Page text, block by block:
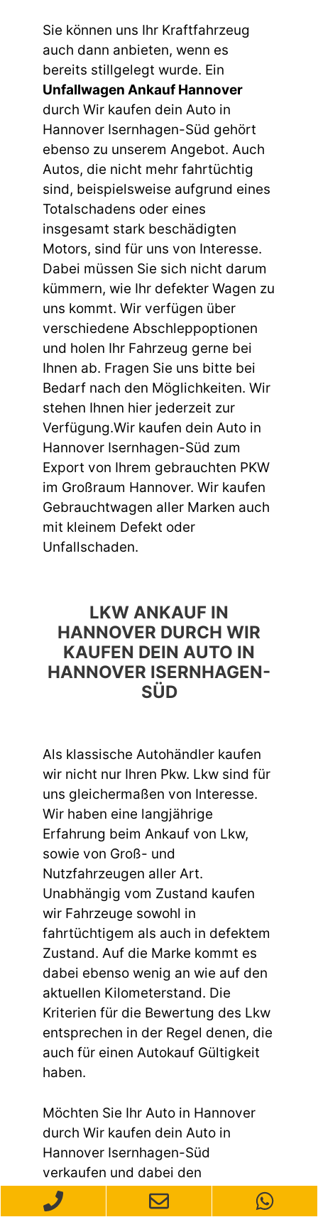
Sie können uns Ihr Kraftfahrzeug
auch dann anbieten, wenn es
bereits stillgelegt wurde. Ein
Unfallwagen Ankauf Hannover
durch Wir kaufen dein Auto in
Hannover Isernhagen-Süd gehört
ebenso zu unserem Angebot. Auch
Autos, die nicht mehr fahrtüchtig
sind, beispielsweise aufgrund eines
Totalschadens oder eines
insgesamt stark beschädigten
Motors, sind für uns von Interesse.
Dabei müssen Sie sich nicht darum
kümmern, wie Ihr defekter Wagen zu
uns kommt. Wir verfügen über
verschiedene Abschleppoptionen
und holen Ihr Fahrzeug gerne bei
Ihnen ab. Fragen Sie uns bitte bei
Bedarf nach den Möglichkeiten. Wir
stehen Ihnen hier jederzeit zur
Verfügung.Wir kaufen dein Auto in
Hannover Isernhagen-Süd zum
Export von Ihrem gebrauchten PKW
im Großraum Hannover. Wir kaufen
Gebrauchtwagen aller Marken auch
mit kleinem Defekt oder
Unfallschaden.
LKW ANKAUF IN
HANNOVER DURCH WIR
KAUFEN DEIN AUTO IN
HANNOVER ISERNHAGEN-
SÜD
Als klassische Autohändler kaufen
wir nicht nur Ihren Pkw. Lkw sind für
uns gleichermaßen von Interesse.
Wir haben eine langjährige
Erfahrung beim Ankauf von Lkw,
sowie von Groß- und
Nutzfahrzeugen aller Art.
Unabhängig vom Zustand kaufen
wir Fahrzeuge sowohl in
fahrtüchtigem als auch in defektem
Zustand. Auf die Marke kommt es
dabei ebenso wenig an wie auf den
aktuellen Kilometerstand. Die
Kriterien für die Bewertung des Lkw
entsprechen in der Regel denen, die
auch für einen Autokauf Gültigkeit
haben.
Möchten Sie Ihr Auto in Hannover
durch Wir kaufen dein Auto in
Hannover Isernhagen-Süd
verkaufen und dabei den
Exportmarkt ansprechen? Wir sind
Ihre zuverlässige Anlaufstelle für